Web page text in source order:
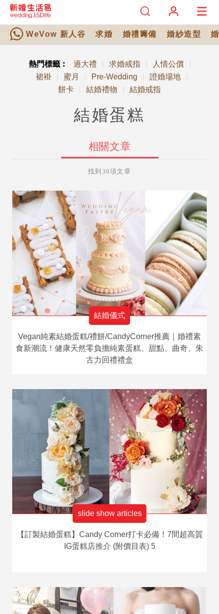
WeVow 新人谷 求婚 婚禮籌備 婚紗造型
熱門標籤︰ 過大禮 求婚戒指 人情公價
裙褂 蜜月 Pre-Wedding 證婚場地
餅卡 結婚禮物 結婚戒指
結婚蛋糕
相關文章
找到30項文章
結婚儀式
Vegan純素結婚蛋糕/禮餅/CandyCorner推薦｜婚禮素
食新潮流！健康天然零負擔純素蛋糕、甜點、曲奇、朱
古力回禮禮盒
slide show articles
【訂製結婚蛋糕】Candy Corner打卡必備！7間超高質
IG蛋糕店推介 (附價目表) 5